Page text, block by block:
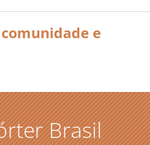
comunidade e
Brasil